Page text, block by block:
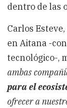
dentro de las
Carlos
en Aitana -
tecnológico-,
ambas
para el
ofrecer a